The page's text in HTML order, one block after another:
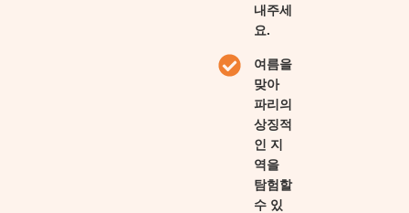
내주세
요.
여름을
맞아
파리의
상징적
인 지
역을
탐험할
수 있